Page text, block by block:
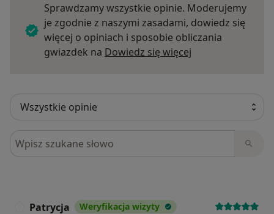
Sprawdzamy wszystkie opinie. Moderujemy
je zgodnie z naszymi zasadami, dowiedz się
więcej o opiniach i sposobie obliczania
gwiazdek na Dowiedz się więcej
Szukaj w opiniach
Patrycja Weryfikacja wizyty